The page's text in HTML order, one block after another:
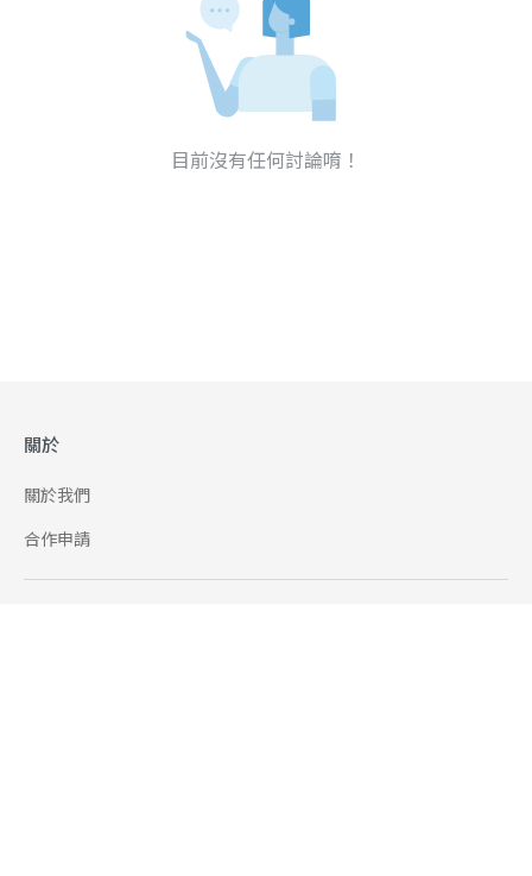
目前沒有任何討論唷！
關於
關於我們
合作申請